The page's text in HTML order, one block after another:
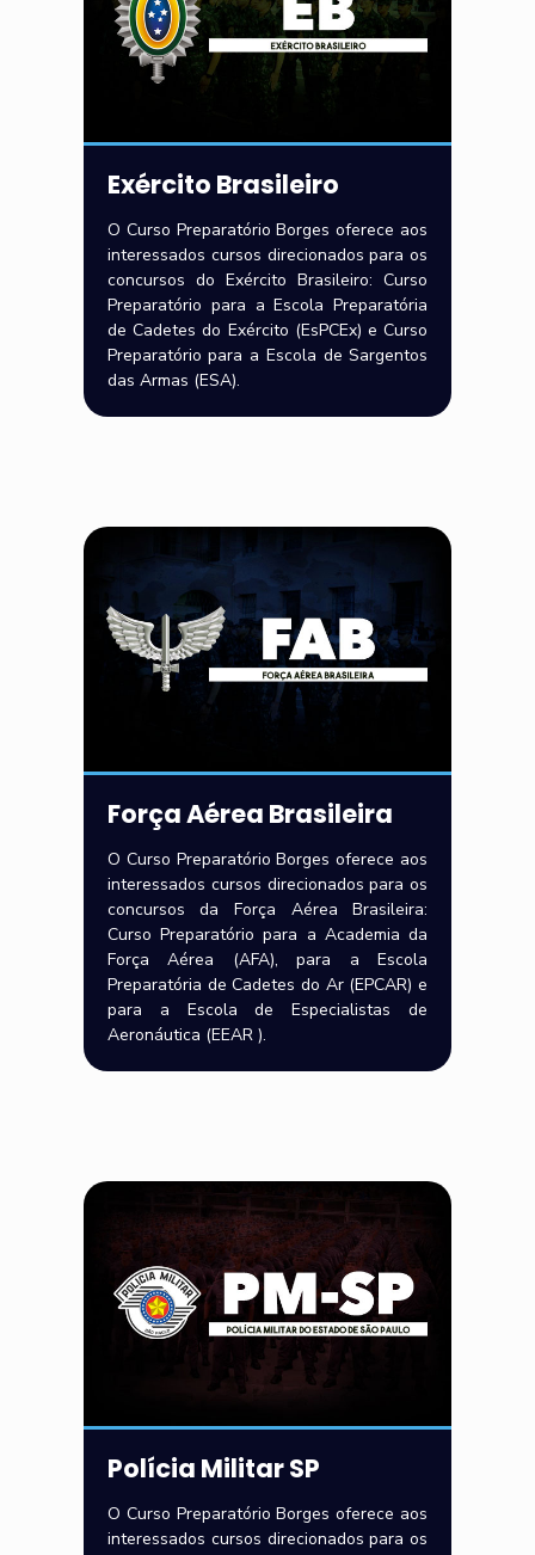
Exército Brasileiro
O Curso Preparatório Borges oferece aos
interessados cursos direcionados para os
concursos do Exército Brasileiro: Curso
Preparatório para a Escola Preparatória
de Cadetes do Exército (EsPCEx) e Curso
Preparatório para a Escola de Sargentos
das Armas (ESA).
Força Aérea Brasileira
O Curso Preparatório Borges oferece aos
interessados cursos direcionados para os
concursos da Força Aérea Brasileira:
Curso Preparatório para a Academia da
Força Aérea (AFA), para a Escola
Preparatória de Cadetes do Ar (EPCAR) e
para a Escola de Especialistas de
Aeronáutica (EEAR ).
Polícia Militar SP
O Curso Preparatório Borges oferece aos
interessados cursos direcionados para os